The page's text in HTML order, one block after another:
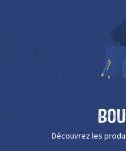
Découvrez les